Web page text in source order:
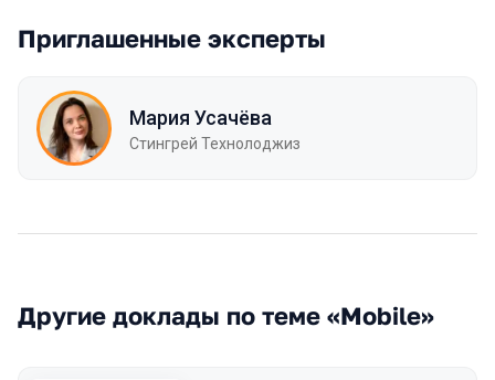
Приглашенные эксперты
Мария Усачёва
Стингрей Технолоджиз
Другие доклады по теме «Mobile»